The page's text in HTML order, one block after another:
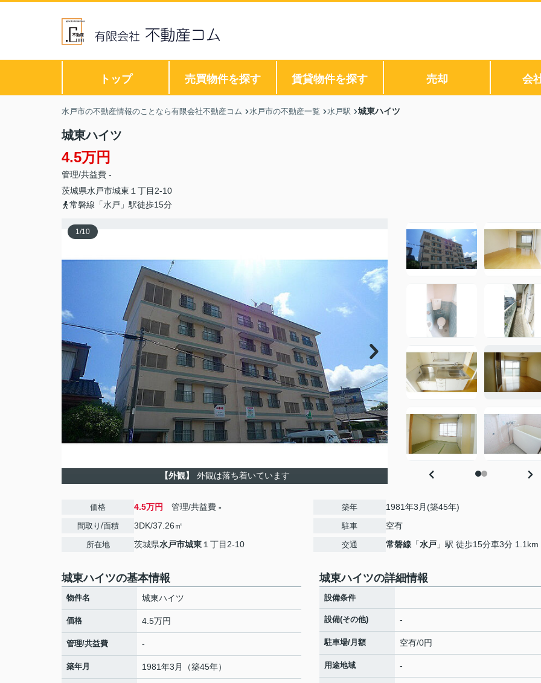
トップ 売買物件を探す 賃貸物件を探す 売却 会
水戸市の不動産情報のことなら有限会社不動産コム 水戸市の不動産一覧 水戸駅 城東ハイツ
城東ハイツ
4.5万円
管理/共益費 -
茨城県水戸市城東 １丁目2-10
常磐線「水戸」駅徒歩15分
1/10
【外観】 外観は落ち着いています
価格 4.5万円 管理/共益費 -
間取り/面積 3DK/37.26㎡
所在地 茨城県水戸市城東 １丁目2-10
築年 1981年3月(築45年)
駐車 空有
交通 常磐線 「水戸 」駅 徒歩15分車3分 1.1km
城東ハイツの基本情報
物件名 城東ハイツ
価格 4.5万円
管理/共益費 -
築年月 1981年3月（築45年）
城東ハイツの詳細情報
設備条件
設備(その他) -
駐車場/月額 空有/0円
用途地域 -